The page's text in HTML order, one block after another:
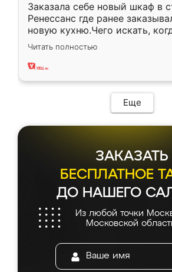
Заказала себе новый шкаф в
Ренессанс где ранее
новую кухню.Чего искать,
вполне довольна. Служит
два года, нареканий нет.
Читать полностью
Еще
ЗАКАЗАТЬ
БЕСПЛАТНОЕ
ДО НАШЕГО
Из любой точки
Московской